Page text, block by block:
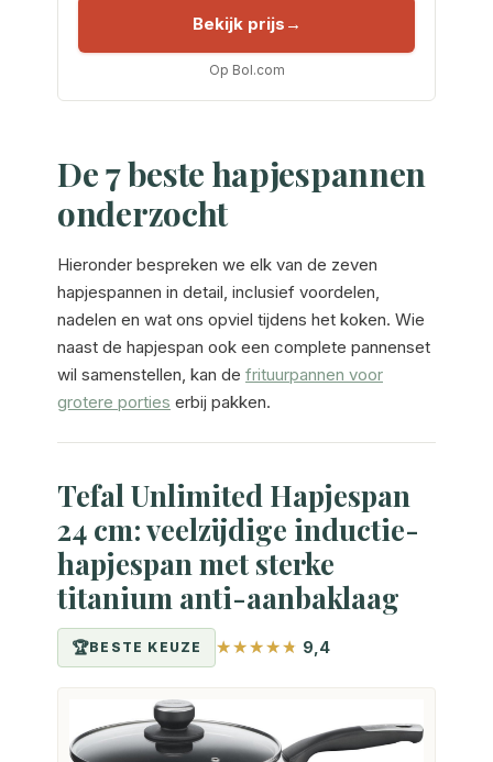
Bekijk prijs
Op Bol.com
De 7 beste hapjespannen
onderzocht
Hieronder bespreken we elk van de zeven
hapjespannen in detail, inclusief voordelen,
nadelen en wat ons opviel tijdens het koken. Wie
naast de hapjespan ook een complete pannenset
wil samenstellen, kan de frituurpannen voor
grotere porties erbij pakken.
Tefal Unlimited Hapjespan
24 cm: veelzijdige inductie-
hapjespan met sterke
titanium anti-aanbaklaag
BESTE KEUZE 9,4